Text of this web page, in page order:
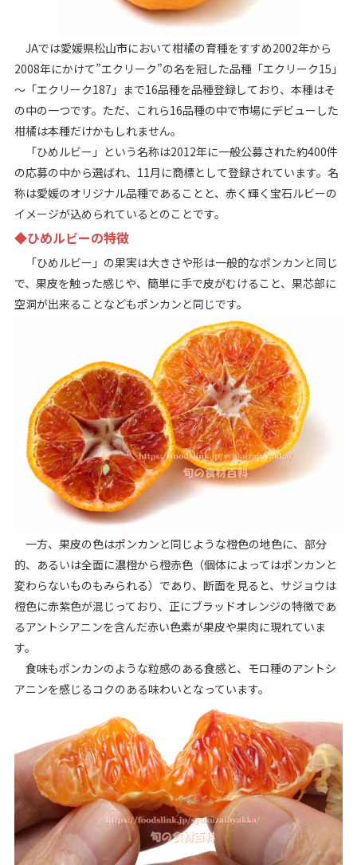
JAでは愛媛県松山市において柑橘の育種をすすめ2002年から
2008年にかけて”エクリーク”の名を冠した品種「エクリーク15」
～「エクリーク187」まで16品種を品種登録しており、本種はそ
の中の一つです。ただ、これら16品種の中で市場にデビューした
柑橘は本種だけかもしれません。
「ひめルビー」という名称は2012年に一般公募された約400件
の応募の中から選ばれ、11月に商標として登録されています。名
称は愛媛のオリジナル品種であることと、赤く輝く宝石ルビーの
イメージが込められているとのことです。
◆ひめルビーの特徴
「ひめルビー」の果実は大きさや形は一般的なポンカンと同じ
で、果皮を触った感じや、簡単に手で皮がむけること、果芯部に
空洞が出来ることなどもポンカンと同じです。
一方、果皮の色はポンカンと同じような橙色の地色に、部分
的、あるいは全面に濃橙から橙赤色（個体によってはポンカンと
変わらないものもみられる）であり、断面を見ると、サジョウは
橙色に赤紫色が混じっており、正にブラッドオレンジの特徴であ
るアントシアニンを含んだ赤い色素が果皮や果肉に現れていま
す。
食味もポンカンのような粒感のある食感と、モロ種のアントシ
アニンを感じるコクのある味わいとなっています。